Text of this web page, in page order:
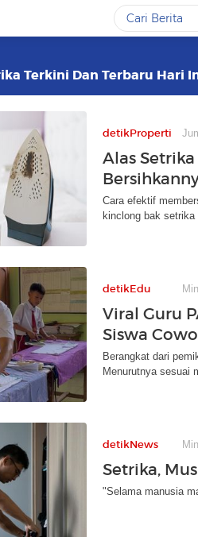
Terkini Dan Terbaru Hari
detikProperti
Alas
Cara efektif
kinclong bak setrika
detikEdu
Viral Guru
Siswa
Berangkat dari
Menurutnya sesuai
detikNews
Setrika,
"Selama manusia